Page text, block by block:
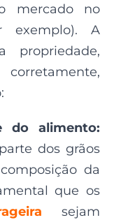
mercado no
exemplo). A
propriedade,
do alimento:
dos grãos
da
que os
sejam